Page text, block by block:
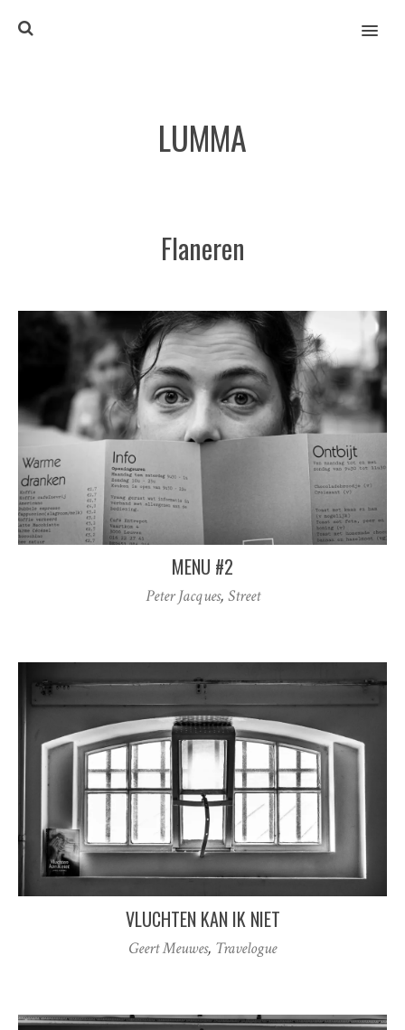
MENU
LUMMA
Flaneren
MENU #2
Peter Jacques, Street
VLUCHTEN KAN IK NIET
Geert Meuwes, Travelogue